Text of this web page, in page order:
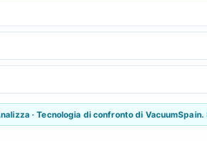
· Tecnologia di confronto di